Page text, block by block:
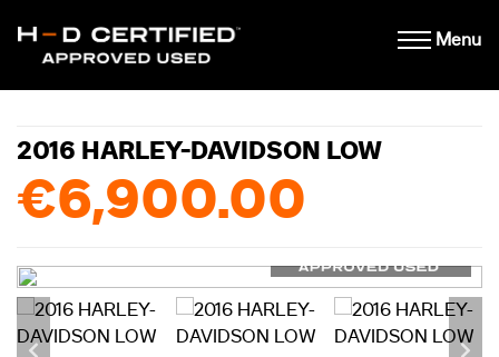
Menu
2016 HARLEY-DAVIDSON LOW
€6,900.00